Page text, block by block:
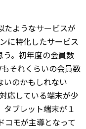
たようなサービスが
に特化したサービス
。初年度の会員数
それくらいの会員数
いのかもしれない
応している端末が少
ブレット端末が１
モが主導となって